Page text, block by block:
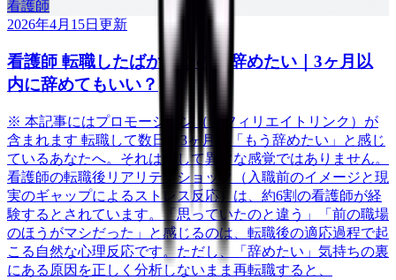
看護師
2026年4月15日 更新
看護師 転職したばかりなのに辞めたい｜3ヶ月以
内に辞めてもいい？
※ 本記事にはプロモーション（アフィリエイトリンク）が
含まれます 転職して数日〜3ヶ月。「もう辞めたい」と感じ
ているあなたへ。それは決して異常な感覚ではありません。
看護師の転職後リアリティショック（入職前のイメージと現
実のギャップによるストレス反応）は、約6割の看護師が経
験するとされています。「思っていたのと違う」「前の職場
のほうがマシだった」と感じるのは、転職後の適応過程で起
こる自然な心理反応です。ただし、「辞めたい」気持ちの裏
にある原因を正しく分析しないまま再転職すると、